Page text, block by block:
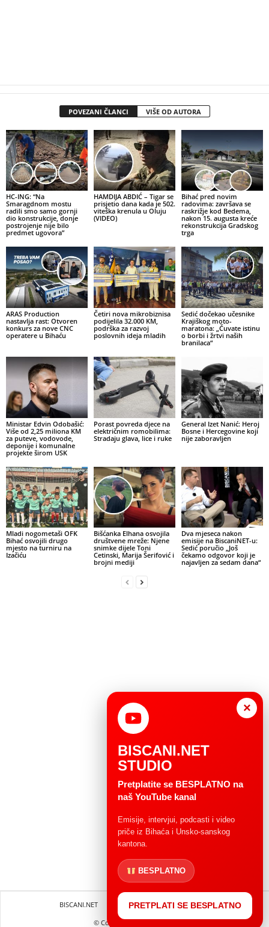
POVEZANI ČLANCI VIŠE OD AUTORA
HC-ING: “Na
Smaragdnom mostu
radili smo samo gornji
dio konstrukcije, donje
postrojenje nije bilo
predmet ugovora”
HAMDIJA ABDIĆ – Tigar se
prisjetio dana kada je 502.
viteška krenula u Oluju
(VIDEO)
Bihać pred novim
radovima: završava se
raskrižje kod Bedema,
nakon 15. augusta kreće
rekonstrukcija Gradskog
trga
ARAS Production
nastavlja rast: Otvoren
konkurs za nove CNC
operatere u Bihaću
Četiri nova mikrobiznisa
podijelila 32.000 KM,
podrška za razvoj
poslovnih ideja mladih
Sedić dočekao učesnike
Krajiškog moto-
maratona: „Čuvate istinu
o borbi i žrtvi naših
branilaca“
Ministar Edvin Odobašić:
Više od 2,25 miliona KM
za puteve, vodovode,
deponije i komunalne
projekte širom USK
Porast povreda djece na
električnim romobilima:
Stradaju glava, lice i ruke
General Izet Nanić: Heroj
Bosne i Hercegovine koji
nije zaboravljen
Mladi nogometaši OFK
Bihać osvojili drugo
mjesto na turniru na
Izačiću
Bišćanka Elhana osvojila
društvene mreže: Njene
snimke dijele Toni
Cetinski, Marija Šerifović i
brojni mediji
Dva mjeseca nakon
emisije na BiscaniNET-u:
Sedić poručio „Još
čekamo odgovor koji je
najavljen za sedam dana“
BISCANI.NET Impressum
Uvjeti korištenja
© Copryright 2004 - 2025.
×
BISCANI.NET
STUDIO
Pretplatite se BESPLATNO na
naš YouTube kanal
Emisije, intervjui, podcasti i video
priče iz Bihaća i Unsko-sanskog
kantona.
BESPLATNO
PRETPLATI SE BESPLATNO